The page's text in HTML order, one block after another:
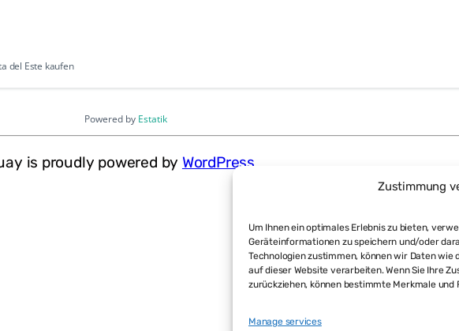
Zustimmung
Um Ihnen ein optimales Erlebnis zu bieten,
Geräteinformationen zu speichern und/oder
Technologien zustimmen, können wir Daten wie
auf dieser Website verarbeiten. Wenn Sie Ihre
zurückziehen, können bestimmte Merkmale
Manage services
del Este kaufen
Powered by Estatik
is proudly powered by WordPress